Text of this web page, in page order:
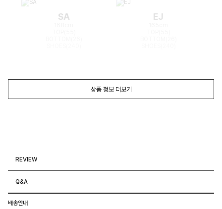
SA EJ
상품 정보 더보기
REVIEW
Q&A
배송안내